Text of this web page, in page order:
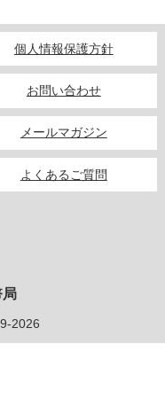
個人情報保護方針
お問い合わせ
メールマガジン
よくあるご質問
2026